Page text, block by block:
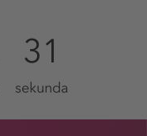
30
sekunda